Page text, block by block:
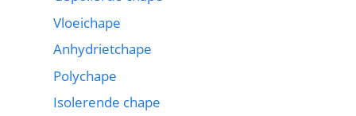
Vloeichape
Anhydrietchape
Polychape
Isolerende chape